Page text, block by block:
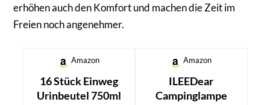
erhöhen auch den Komfort und machen die Zeit im
Freien noch angenehmer.
Amazon
16 Stück Einweg
Urinbeutel 750ml
Amazon
ILEEDear
Campinglampe